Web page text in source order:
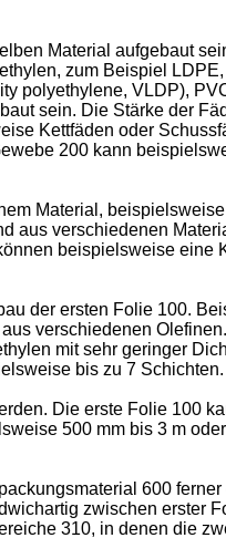
Material aufgebaut
zum Beispiel
polyethylene, VLDP),
sein. Die Stärke der
Kettfäden oder
200 kann
Material,
aus verschiedenen
beispielsweise
der ersten Folie 100.
verschiedenen
mit sehr geringer
bis zu 7 Schichten.
Die erste Folie 100
500 mm bis 3 m
600
zwischen
310, in denen die